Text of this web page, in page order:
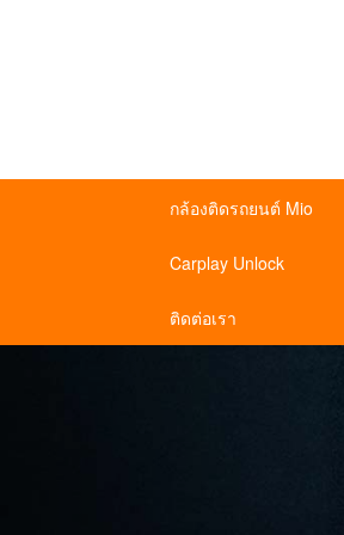
กล้องติดรถยนต์ Mio
Carplay Unlock
ติดต่อเรา